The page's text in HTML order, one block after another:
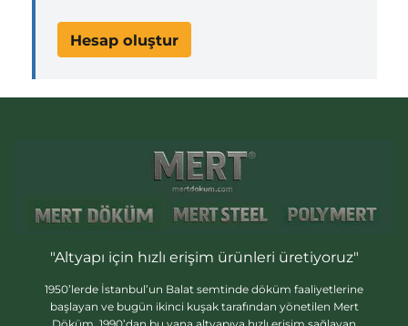
Hesap oluştur
"Altyapı için hızlı erişim ürünleri üretiyoruz"
1950’lerde İstanbul’un Balat semtinde döküm faaliyetlerine
başlayan ve bugün ikinci kuşak tarafından yönetilen Mert